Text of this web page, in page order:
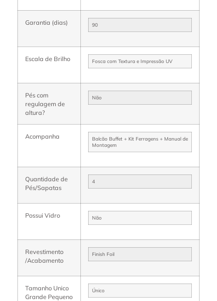
Garantia (dias) 90
Escala de Brilho Fosca com Textura e Impressão UV
Pés com
regulagem de
altura?
Não
Acompanha
Balcão Buffet + Kit Ferragens + Manual de
Montagem
Quantidade de
Pés/Sapatas
4
Possui Vidro Não
Revestimento
/Acabamento
Finish Foil
Tamanho Unico
Grande Pequeno
Único